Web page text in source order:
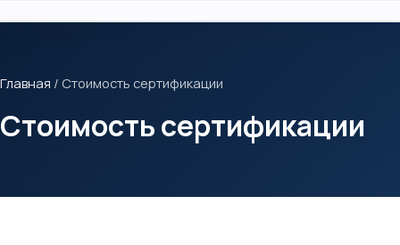
Главная / Стоимость сертификации
Стоимость сертификации